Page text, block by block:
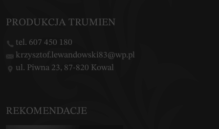
PRODUKCJA TRUMIEN
tel. 607 450 180
krzysztof.lewandowski83@wp.pl
ul. Piwna 23, 87-820 Kowal
REKOMENDACJE